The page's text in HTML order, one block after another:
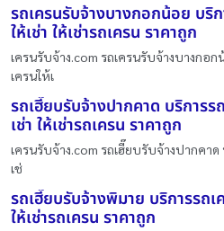
รถเครนรับจ้างบางกอกน้อย บริ
ให้เช่า ให้เช่ารถเครน ราคาถูก
เครนรับจ้าง.com รถเครนรับจ้างบางกอ
เครนให้เ
รถเฮี๊ยบรับจ้างปากคาด บริการร
เช่า ให้เช่ารถเครน ราคาถูก
เครนรับจ้าง.com รถเฮี๊ยบรับจ้างปากคาด
เช่
รถเฮี๊ยบรับจ้างพิมาย บริการรถเ
ให้เช่ารถเครน ราคาถูก